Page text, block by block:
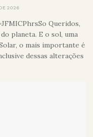
2026
Queridos,
planeta. E o sol, uma
o mais importante é
dessas alterações